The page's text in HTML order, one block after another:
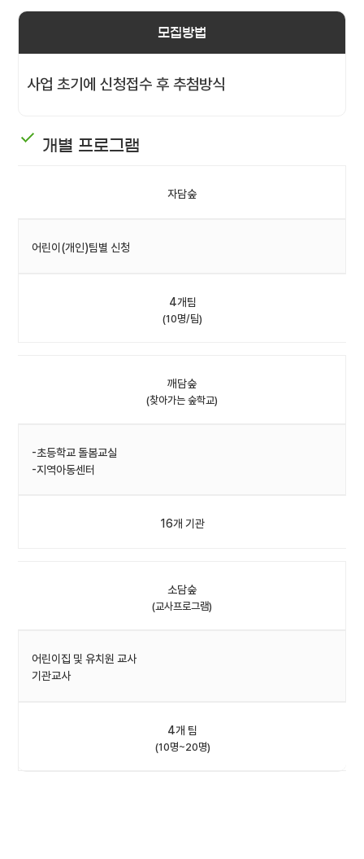
모집방법
사업 초기에 신청접수 후 추첨방식
개별 프로그램
자담숲
어린이(개인)팀별 신청
4개팀
(10명/팀)
깨담숲
(찾아가는 숲학교)
-초등학교 돌봄교실
-지역아동센터
16개 기관
소담숲
(교사프로그램)
어린이집 및 유치원 교사
기관교사
4개 팀
(10명~20명)